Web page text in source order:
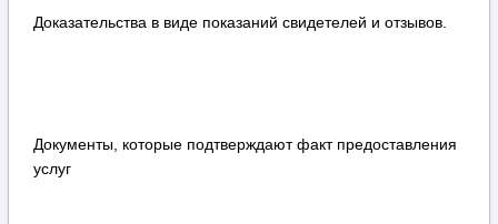
Доказательства в виде показаний свидетелей и отзывов.
Документы, которые подтверждают факт предоставления
услуг